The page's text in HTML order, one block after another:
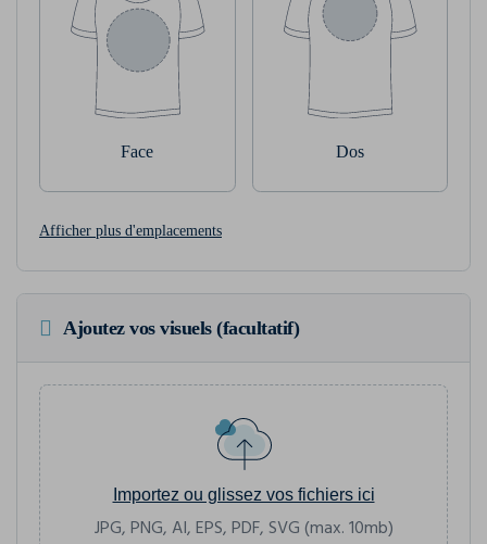
Face Dos
Afficher plus d'emplacements
Ajoutez vos visuels (facultatif)
Importez ou glissez vos fichiers ici
JPG, PNG, AI, EPS, PDF, SVG (max. 10mb)